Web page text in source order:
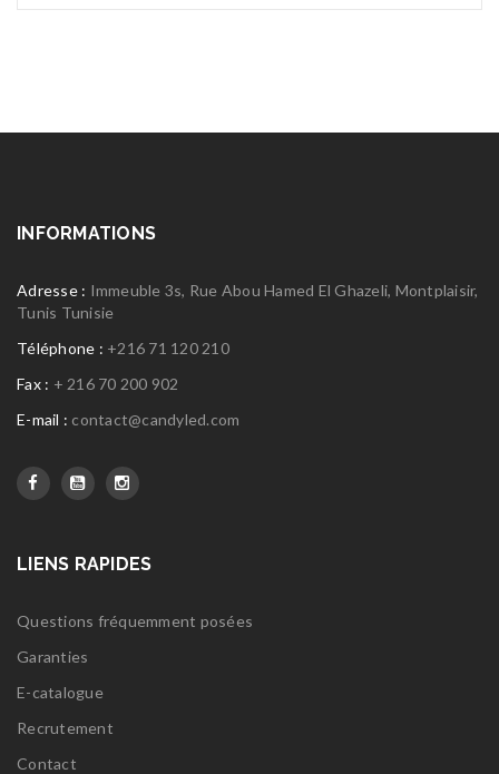
INFORMATIONS
Adresse : Immeuble 3s, Rue Abou Hamed El Ghazeli, Montplaisir,
Tunis Tunisie
Téléphone : +216 71 120 210
Fax : + 216 70 200 902
E-mail : contact@candyled.com
LIENS RAPIDES
Questions fréquemment posées
Garanties
E-catalogue
Recrutement
Contact